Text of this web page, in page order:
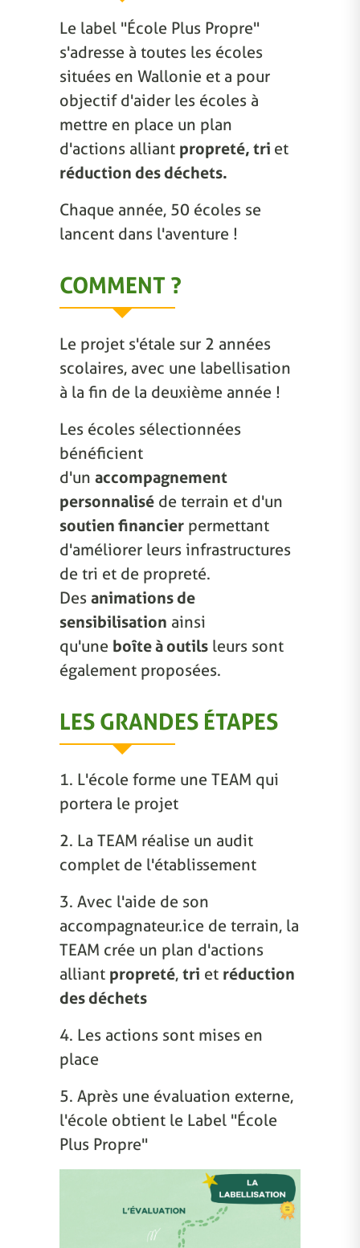
Le label "École Plus Propre"
s'adresse à toutes les écoles
situées en Wallonie et a pour
objectif d'aider les écoles à
mettre en place un plan
d'actions alliant propreté, tri et
réduction des déchets.
Chaque année, 50 écoles se
lancent dans l'aventure !
COMMENT ?
Le projet s'étale sur 2 années
scolaires, avec une labellisation
à la fin de la deuxième année !
Les écoles sélectionnées
bénéficient
d'un accompagnement
personnalisé de terrain et d'un
soutien financier permettant
d'améliorer leurs infrastructures
de tri et de propreté.
Des animations de
sensibilisation ainsi
qu'une boîte à outils leurs sont
également proposées.
LES GRANDES ÉTAPES
1. L'école forme une TEAM qui
portera le projet
2. La TEAM réalise un audit
complet de l'établissement
3. Avec l'aide de son
accompagnateur.ice de terrain, la
TEAM crée un plan d'actions
alliant propreté, tri et réduction
des déchets
4. Les actions sont mises en
place
5. Après une évaluation externe,
l'école obtient le Label "École
Plus Propre"